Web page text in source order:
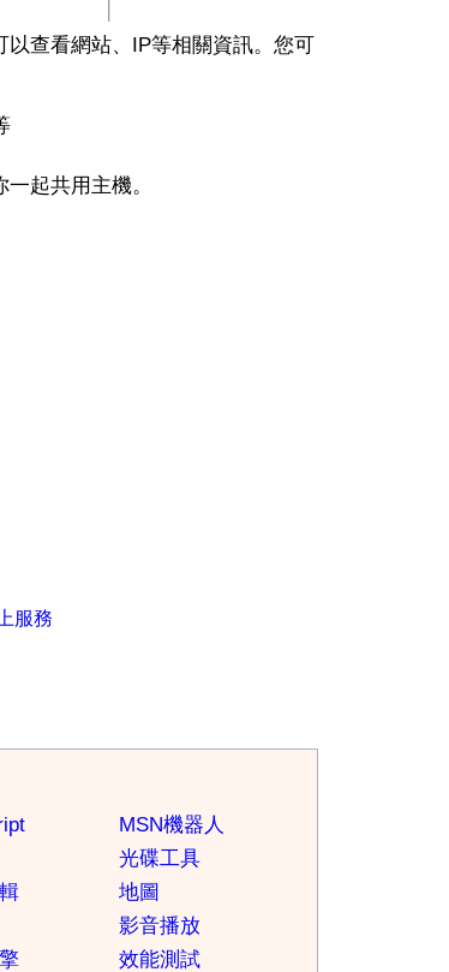
查看網站、IP等相關資訊。您可
起共用主機。
服務
MSN機器人
光碟工具
地圖
影音播放
效能測試